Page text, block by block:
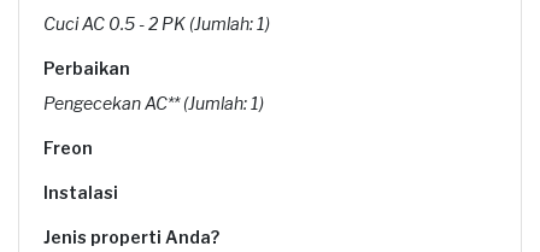
Cuci AC 0.5 - 2 PK (Jumlah: 1)
Perbaikan
Pengecekan AC** (Jumlah: 1)
Freon
Instalasi
Jenis properti Anda?